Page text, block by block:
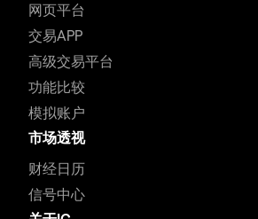
网页平台
交易APP
高级交易平台
功能比较
模拟账户
市场透视
财经日历
信号中心